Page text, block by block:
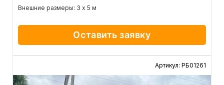
Внешние размеры: 3 х 5 м
Оставить заявку
Артикул: РБ01261